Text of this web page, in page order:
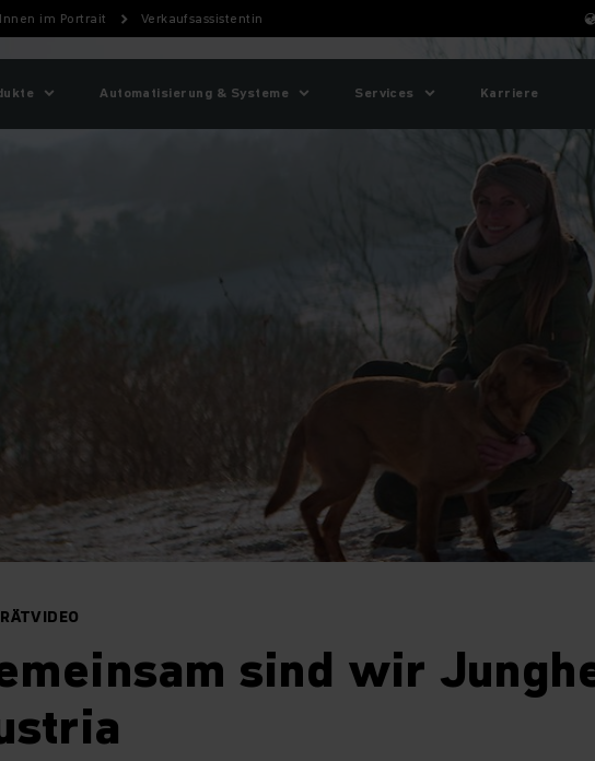
im Portrait Verkaufsassistentin
Automatisierung & Systeme Services Karriere
sind wir